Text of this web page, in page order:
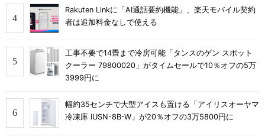
Rakuten Linkに「AI通話要約機能」、楽天モバイル契約
者は追加料金なしで使える
工事不要で14畳まで冷房可能「タンスのゲン スポット
クーラー 79800020」がタイムセールで10％オフの5万
3999円に
幅約35センチで大型アイスも置ける「アイリスオーヤマ
冷凍庫 IUSN-8B-W」が20％オフの3万5800円に